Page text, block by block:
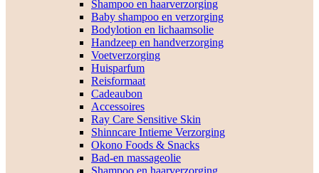
Shampoo en haarverzorging
Baby shampoo en verzorging
Bodylotion en lichaamsolie
Handzeep en handverzorging
Voetverzorging
Huisparfum
Reisformaat
Cadeaubon
Accessoires
Ray Care Sensitive Skin
Shinncare Intieme Verzorging
Okono Foods & Snacks
Bad-en massageolie
Shampoo en haarverzorging